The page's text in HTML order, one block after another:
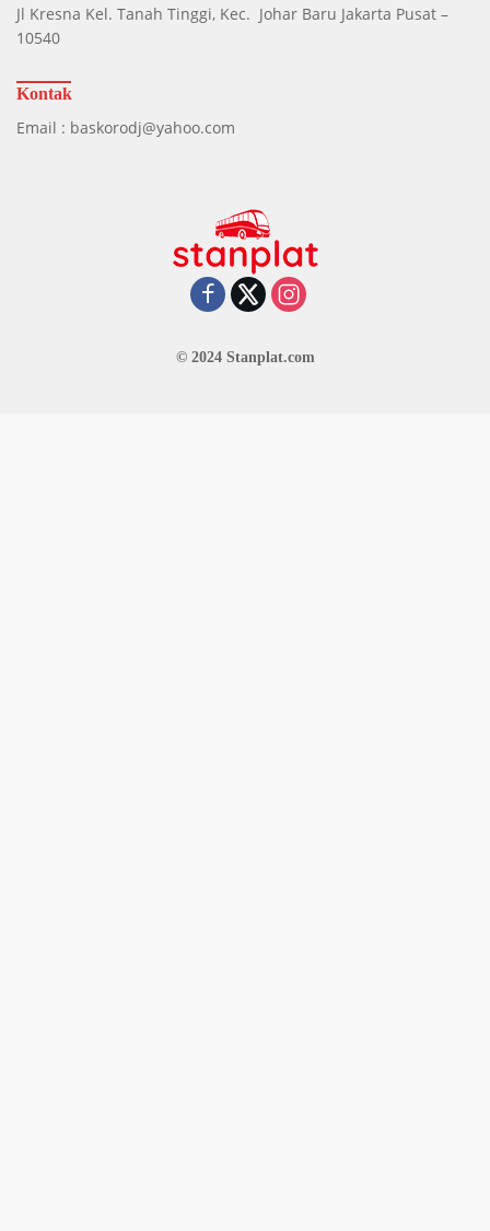
Jl Kresna Kel. Tanah Tinggi, Kec. Johar Baru Jakarta Pusat –
10540
Kontak
Email : baskorodj@yahoo.com
© 2024 Stanplat.com